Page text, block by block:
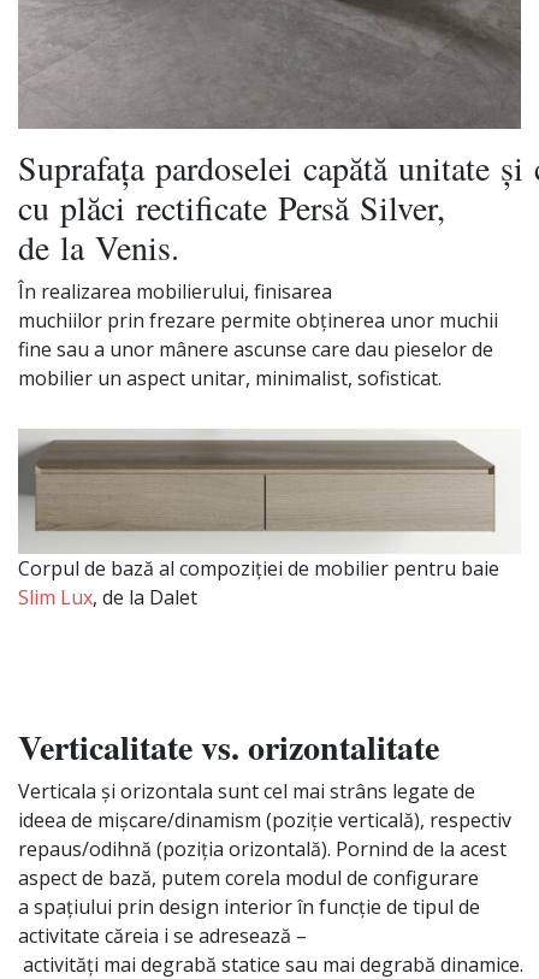
Suprafațapardoselei capătăunitate și
cu plăci rectificate PersăSilver,
de laVenis.
În realizarea mobilierului, finisarea
muchiilor prin frezare permite obținerea unor muchii
fine sau a unor mânere ascunse care dau pieselor de
mobilier un aspect unitar, minimalist, sofisticat.
Corpul de bază al compoziției de mobilier pentru baie
Slim Lux, de la Dalet
Verticalitate vs. orizontalitate
Verticala și orizontala suntcel mai strâns legate de
ideea de mișcare/dinamism (poziție verticală), respectiv
repaus/odihnă (poziția orizontală). Pornind de la acest
aspect de bază, putem corela modul de configurare
a spațiului prin design interiorîn funcție de tipul de
activitate căreia i se adresează –
activități mai degrabă statice sau mai degrabă dinamice.